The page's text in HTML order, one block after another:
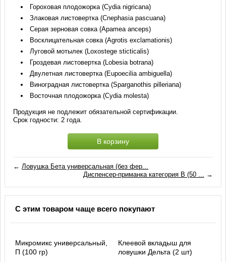
Гороховая плодожорка (Cydia nigricana)
Злаковая листовертка (Cnephasia pascuana)
Серая зерновая совка (Apamea anceps)
Восклицательная совка (Agrotis exclamationis)
Луговой мотылек (Loxostege sticticalis)
Гроздевая листовертка (Lobesia botrana)
Двулетная листовертка (Eupoecilia ambiguella)
Виноградная листовертка (Sparganothis pilleriana)
Восточная плодожорка (Cydia molesta)
Продукция не подлежит обязательной сертификации.
Срок годности: 2 года.
В корзину
← Ловушка Бета универсальная (без фер...
Диспенсер-приманка категория B (50 ...
→
С этим товаром чаще всего покупают
Микромикс универсальный,
П (100 гр)
Клеевой вкладыш для
ловушки Дельта (2 шт)